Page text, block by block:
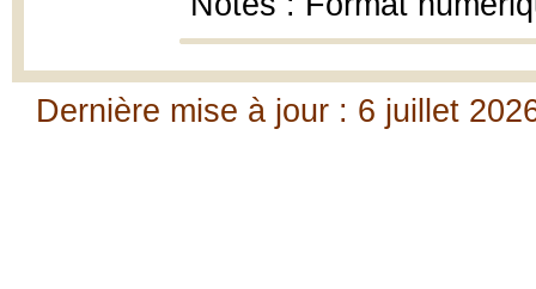
Dernière mise à jour : 6 juillet